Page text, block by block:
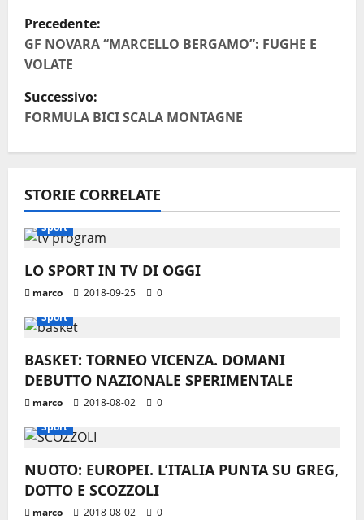
N
a
v
i
g
a
z
i
o
n
e
a
r
t
i
Precedente:
GF NOVARA “MARCELLO BERGAMO”: FUGHE E
VOLATE
Successivo:
FORMULA BICI SCALA MONTAGNE
STORIE CORRELATE
Sport
LO SPORT IN TV DI OGGI
marco 2018-09-25
0
Sport
BASKET: TORNEO VICENZA. DOMANI
DEBUTTO NAZIONALE SPERIMENTALE
marco 2018-08-02
0
Sport
NUOTO: EUROPEI. L’ITALIA PUNTA SU GREG,
DOTTO E SCOZZOLI
marco 2018-08-02 0